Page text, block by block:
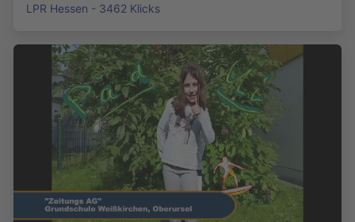
LPR Hessen - 3462 Klicks